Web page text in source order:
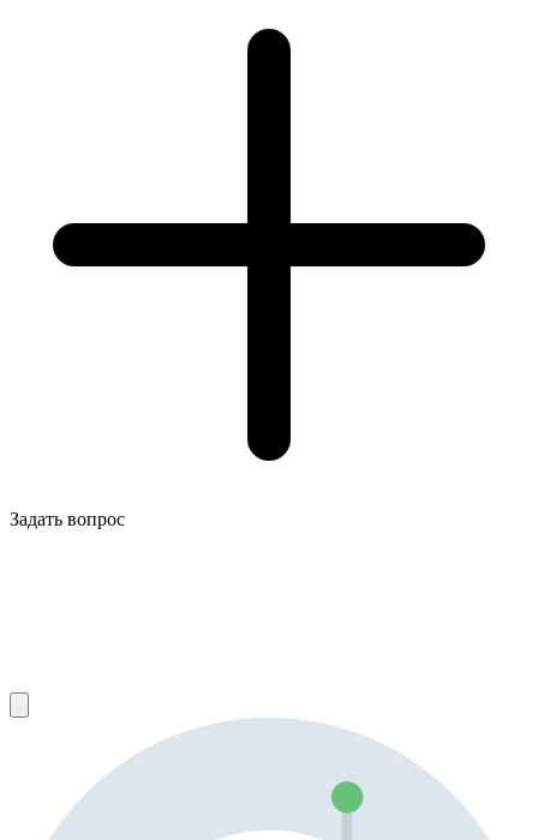
Задать вопрос